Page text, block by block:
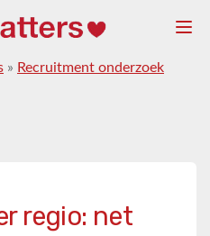
» Recruitment onderzoek
regio: net